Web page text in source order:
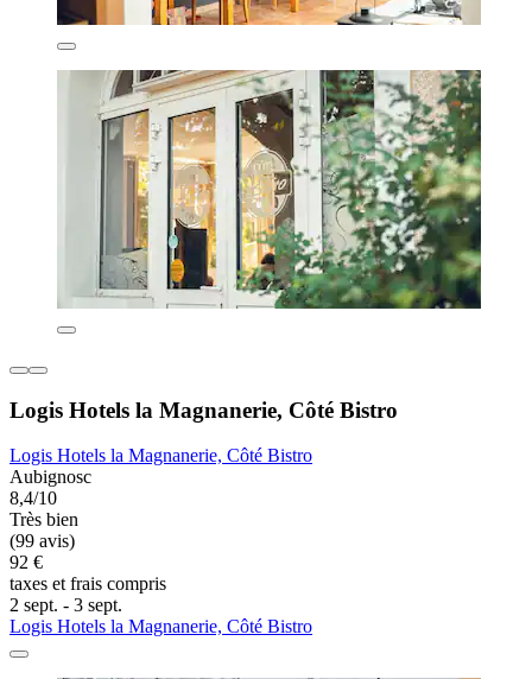
Logis Hotels la Magnanerie, Côté Bistro
Logis Hotels la Magnanerie, Côté Bistro
Aubignosc
8,4/10
Très bien
(99 avis)
92 €
taxes et frais compris
2 sept. - 3 sept.
Logis Hotels la Magnanerie, Côté Bistro